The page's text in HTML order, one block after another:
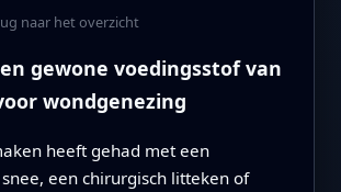
naar het overzicht
gewone voedingsstof van
wondgenezing
heeft gehad met een
een chirurgisch litteken of